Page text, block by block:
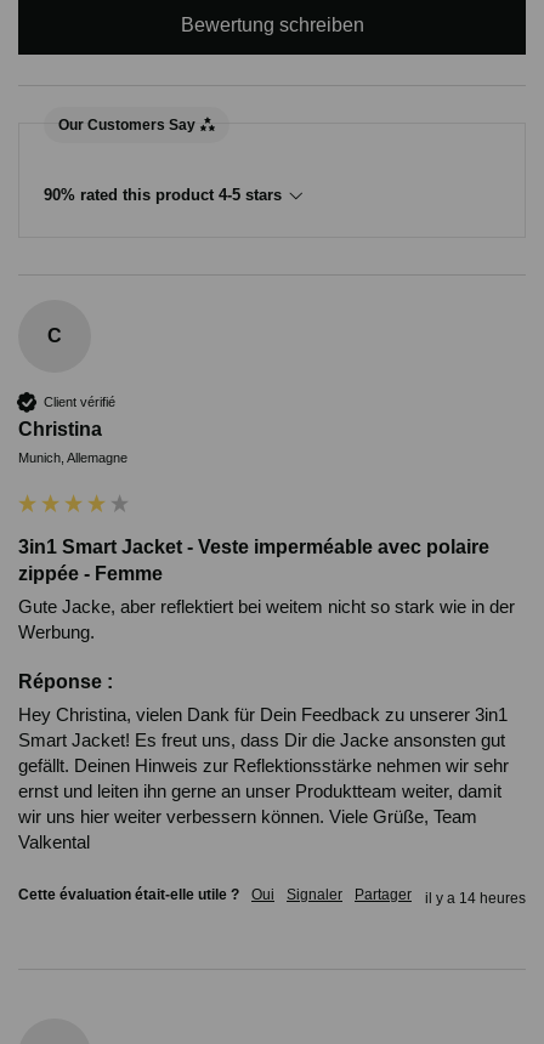
Bewertung schreiben
Our Customers Say
90% rated this product 4-5 stars
C
Client vérifié
Christina
Munich, Allemagne
3in1 Smart Jacket - Veste imperméable avec polaire
zippée - Femme
Gute Jacke, aber reflektiert bei weitem nicht so stark wie in der
Werbung.
Réponse :
Hey Christina, vielen Dank für Dein Feedback zu unserer 3in1
Smart Jacket! Es freut uns, dass Dir die Jacke ansonsten gut
gefällt. Deinen Hinweis zur Reflektionsstärke nehmen wir sehr
ernst und leiten ihn gerne an unser Produktteam weiter, damit
wir uns hier weiter verbessern können. Viele Grüße, Team
Valkental
Cette évaluation était-elle utile ? Oui Signaler Partager il y a 14 heures